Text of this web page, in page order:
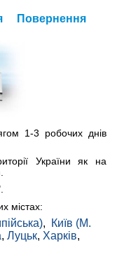
Повернення
1-3 робочих днів
України як на
містах:
,
Київ (М.
, Луцьк, Харків,